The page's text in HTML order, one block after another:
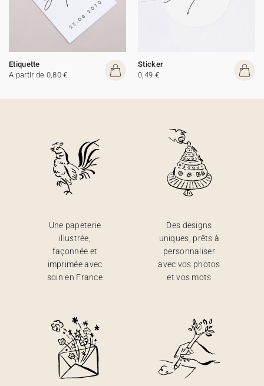
Etiquette
A partir de 0,80 €
Sticker
0,49 €
Une papeterie
illustrée,
façonnée et
imprimée avec
soin en France
Des designs
uniques, prêts à
personnaliser
avec vos photos
et vos mots